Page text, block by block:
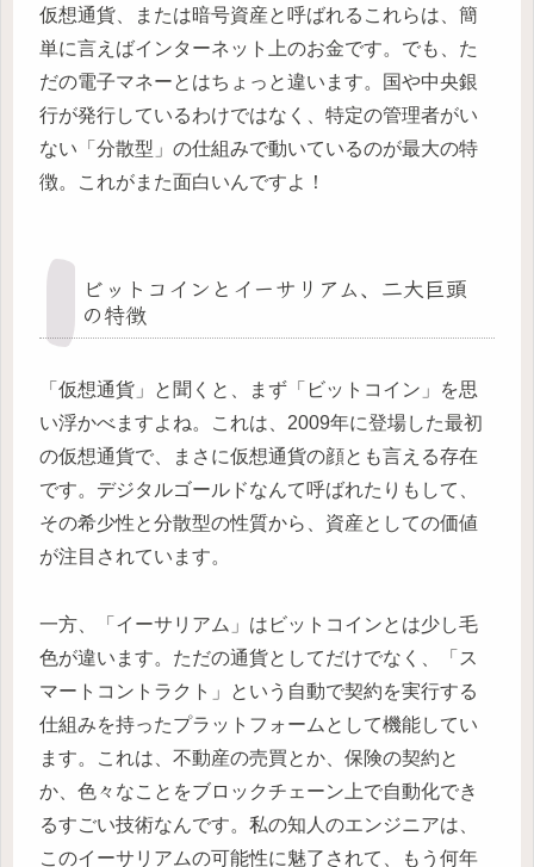
仮想通貨、または暗号資産と呼ばれるこれらは、簡
単に言えばインターネット上のお金です。でも、た
だの電子マネーとはちょっと違います。国や中央銀
行が発行しているわけではなく、特定の管理者がい
ない「分散型」の仕組みで動いているのが最大の特
徴。これがまた面白いんですよ！
ビットコインとイーサリアム、二大巨頭
の特徴
「仮想通貨」と聞くと、まず「ビットコイン」を思
い浮かべますよね。これは、2009年に登場した最初
の仮想通貨で、まさに仮想通貨の顔とも言える存在
です。デジタルゴールドなんて呼ばれたりもして、
その希少性と分散型の性質から、資産としての価値
が注目されています。
一方、「イーサリアム」はビットコインとは少し毛
色が違います。ただの通貨としてだけでなく、「ス
マートコントラクト」という自動で契約を実行する
仕組みを持ったプラットフォームとして機能してい
ます。これは、不動産の売買とか、保険の契約と
か、色々なことをブロックチェーン上で自動化でき
るすごい技術なんです。私の知人のエンジニアは、
このイーサリアムの可能性に魅了されて、もう何年